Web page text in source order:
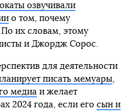
озвучивали
о том, почему
их словам, этому
и Джордж Сорос.
для деятельности
писать мемуары,
медиа и желает
2024 года, если его сын и